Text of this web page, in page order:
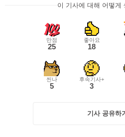
이 기사에 대해 어떻게
만점
25
좋아요
18
씬나
5
후속기사+
3
기사 공유하기